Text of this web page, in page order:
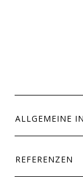
ALLGEMEINE
REFERENZEN